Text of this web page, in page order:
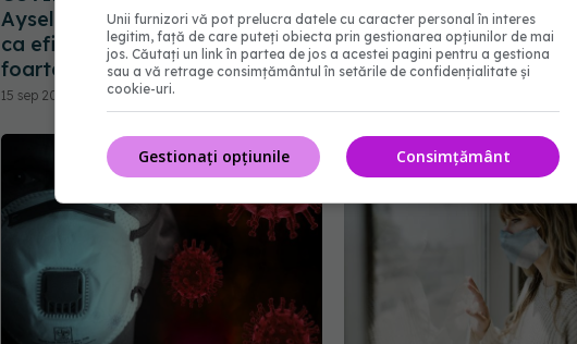
Aysel Florescu: Este demonstrat
ca eficiență virală. A redus
foarte mult riscul de spitalizare
15 sep 2024, 22:33
Explicațiile cercetătorilor
02 sep 2025, 09:54
Unii furnizori vă pot prelucra datele cu caracter personal în interes
legitim, față de care puteți obiecta prin gestionarea opțiunilor de mai
jos. Căutați un link în partea de jos a acestei pagini pentru a gestiona
sau a vă retrage consimțământul în setările de confidențialitate și
cookie-uri.
Consimțământ
Gestionați opțiunile